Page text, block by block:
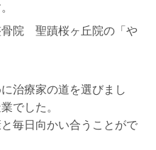
骨院 聖蹟桜ヶ丘院の「や
治療家の道を選びまし
でした。
毎日向かい合うことがで